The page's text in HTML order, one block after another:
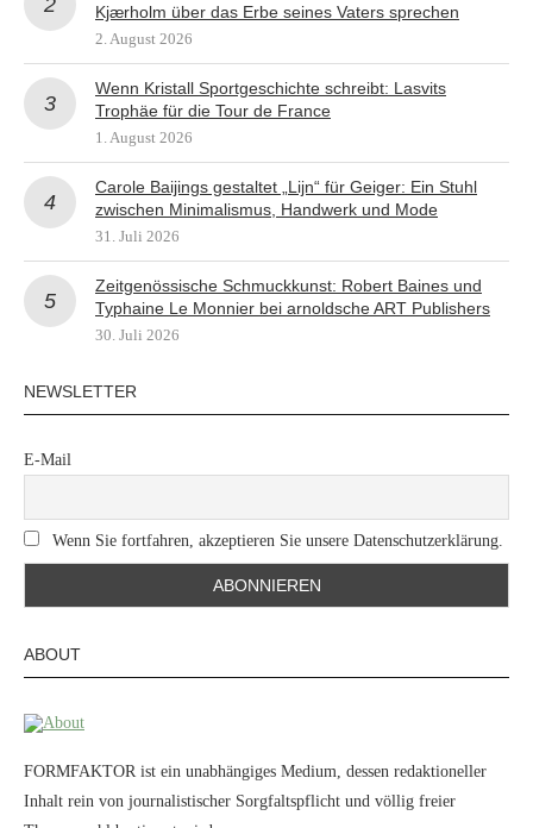
Kjærholm über das Erbe seines Vaters sprechen
2. August 2026
Wenn Kristall Sportgeschichte schreibt: Lasvits
Trophäe für die Tour de France
1. August 2026
Carole Baijings gestaltet „Lijn“ für Geiger: Ein Stuhl
zwischen Minimalismus, Handwerk und Mode
31. Juli 2026
Zeitgenössische Schmuckkunst: Robert Baines und
Typhaine Le Monnier bei arnoldsche ART Publishers
30. Juli 2026
NEWSLETTER
E-Mail
Wenn Sie fortfahren, akzeptieren Sie unsere Datenschutzerklärung.
ABOUT
FORMFAKTOR ist ein unabhängiges Medium, dessen redaktioneller
Inhalt rein von journalistischer Sorgfaltspflicht und völlig freier